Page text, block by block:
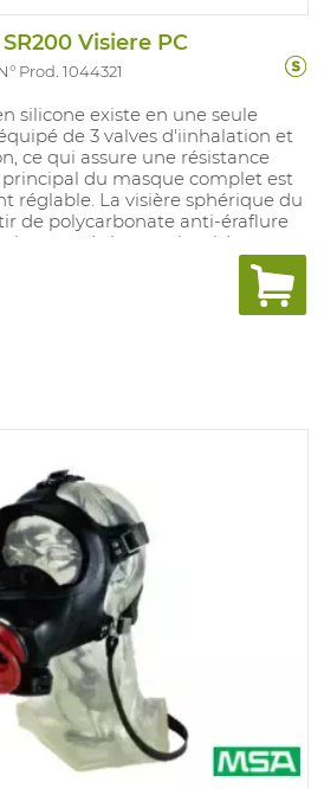
Visiere PC
Prod. 1044321
silicone existe en une seule
de 3 valves d'iinhalation et
ce qui assure une résistance
du masque complet est
réglable. La visière sphérique du
de polycarbonate anti-éraflure
grand champ visuel. Le
un dispositif de filtrage en
filtres de la chaîne Sundström
le SR 307 k'appareil devient
SR200 peut également être